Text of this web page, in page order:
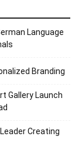
Language
Branding
Gallery Launch
Creating